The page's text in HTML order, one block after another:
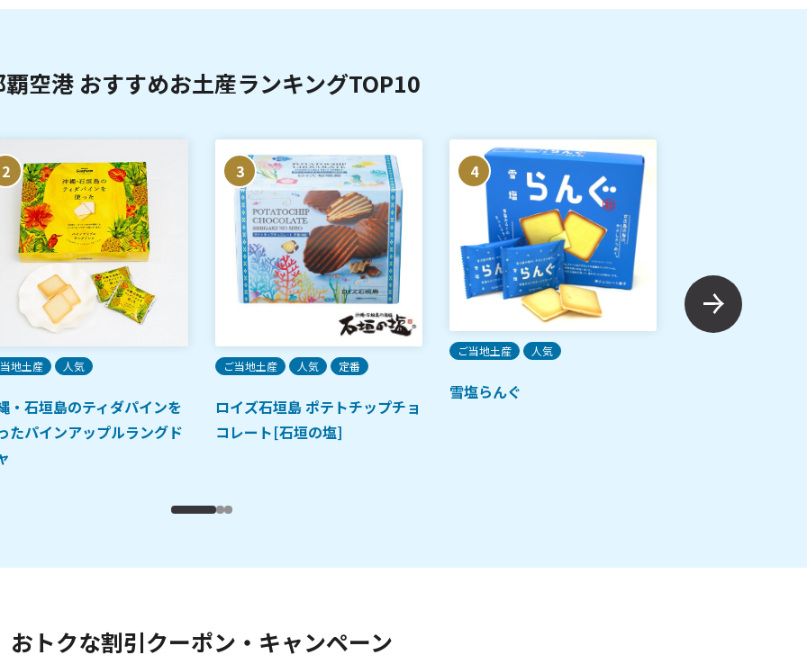
空港 おすすめお土産ランキングTOP10
2
地土産 人気
・石垣島のティダパインを
たパインアップルラングド
3
ご当地土産 人気 定番
ロイズ石垣島 ポテトチップチョ
コレート[石垣の塩]
4
ご当地土産 人気
雪塩らんぐ
おトクな割引クーポン・キャンペーン